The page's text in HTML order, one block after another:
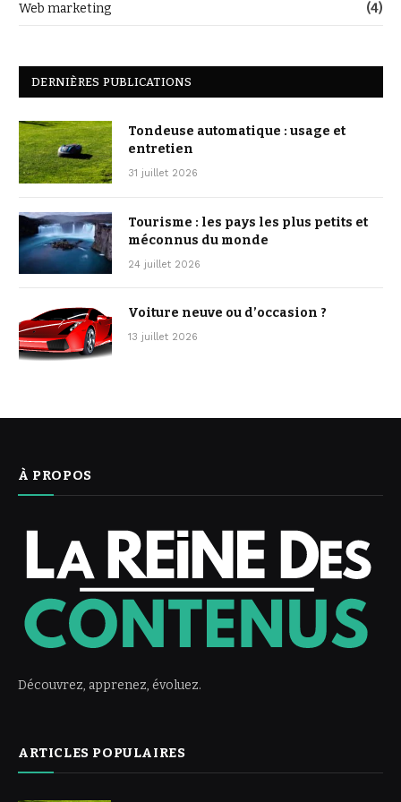
Web marketing (4)
DERNIÈRES PUBLICATIONS
Tondeuse automatique : usage et
entretien
31 juillet 2026
Tourisme : les pays les plus petits et
méconnus du monde
24 juillet 2026
Voiture neuve ou d’occasion ?
13 juillet 2026
À PROPOS
Découvrez, apprenez, évoluez.
ARTICLES POPULAIRES